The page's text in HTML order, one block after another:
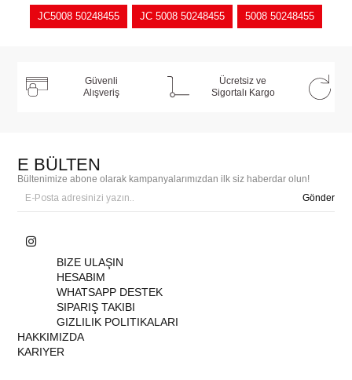
JC5008 50248455 JC 5008 50248455 5008 50248455
Güvenli
Alışveriş
Ücretsiz ve
Sigortalı Kargo
E BÜLTEN
Bültenimize abone olarak kampanyalarımızdan ilk siz haberdar olun!
Gönder
BIZE ULAŞIN
HESABIM
WHATSAPP DESTEK
SIPARIŞ TAKIBI
GIZLILIK POLITIKALARI
HAKKIMIZDA
KARIYER